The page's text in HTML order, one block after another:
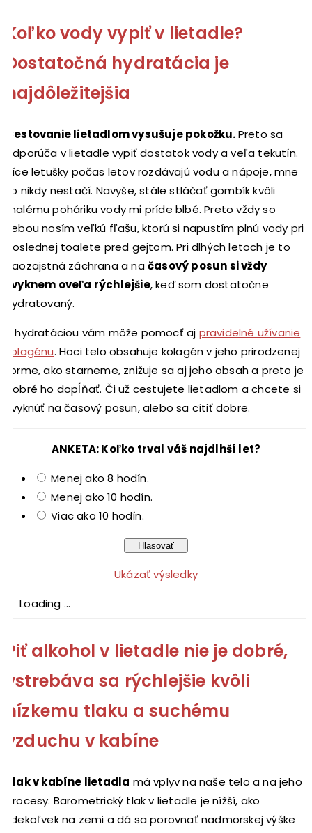
Koľko vody vypiť v lietadle?
Dostatočná hydratácia je
najdôležitejšia
Cestovanie lietadlom vysušuje pokožku.Preto sa
odporúča v lietadle vypiť dostatok vody a veľa tekutín.
Síce letušky počas letov rozdávajú vodu a nápoje, mne
to nikdy nestačí. Navyše, stále stláčať gombík kvôli
malému poháriku vody mi príde blbé. Preto vždy so
sebou nosím veľkú fľašu, ktorú si napustím plnú vody pri
poslednej toalete pred gejtom. Pri dlhých letoch je to
naozajstná záchrana a načasový posun si vždy
zvyknem oveľa rýchlejšie, keď som dostatočne
hydratovaný.
S hydratáciou vám môže pomocť aj pravidelné užívanie
kolagénu. Hoci telo obsahuje kolagén v jeho prirodzenej
forme, ako starneme, znižuje sa aj jeho obsah a preto je
dobré ho dopĺňať. Či už cestujete lietadlom a chcete si
zvyknúť na časový posun, alebo sa cítiť dobre.
ANKETA: Koľko trval váš najdlhší let?
Menej ako 8 hodín.
Menej ako 10 hodín.
Viac ako 10 hodín.
Ukázať výsledky
Loading ...
Piť alkohol v lietadle nie je dobré,
vstrebáva sa rýchlejšie kvôli
nízkemu tlaku a suchému
vzduchu v kabíne
Tlak v kabíne lietadla má vplyv na naše telo a na jeho
procesy. Barometrický tlak v lietadle je nížší, ako
kdekoľvek na zemi a dá sa porovnať nadmorskej výške